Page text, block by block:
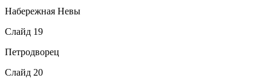
Набережная Невы
Слайд 19
Петродворец
Слайд 20